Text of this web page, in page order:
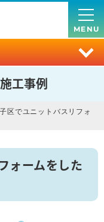
MENU
工事例
区でユニットバスリフォ
ォームをした